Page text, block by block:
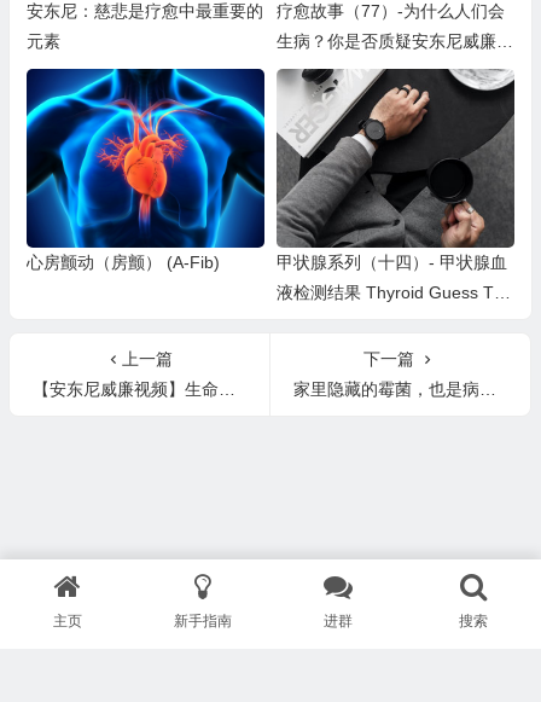
安东尼：慈悲是疗愈中最重要的
元素
疗愈故事（77）-为什么人们会
生病？你是否质疑安东尼威廉的
信息？你的健康生活方式是否受
到批评？Why are we sick?
心房颤动（房颤） (A-Fib)
甲状腺系列（十四）- 甲状腺血
液检测结果 Thyroid Guess Test
上一篇
【安东尼威廉视频】生命的意义
下一篇
家里隐藏的霉菌，也是病症的触发因素之一
主页 新手指南 进群 搜索